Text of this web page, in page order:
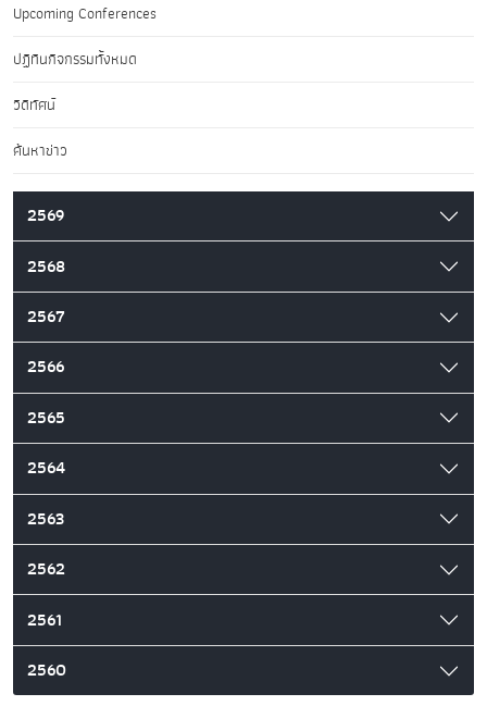
Upcoming Conferences
ปฏิทินกิจกรรมทั้งหมด
วิดีทัศน์
ค้นหาข่าว
2569
2568
2567
2566
2565
2564
2563
2562
2561
2560